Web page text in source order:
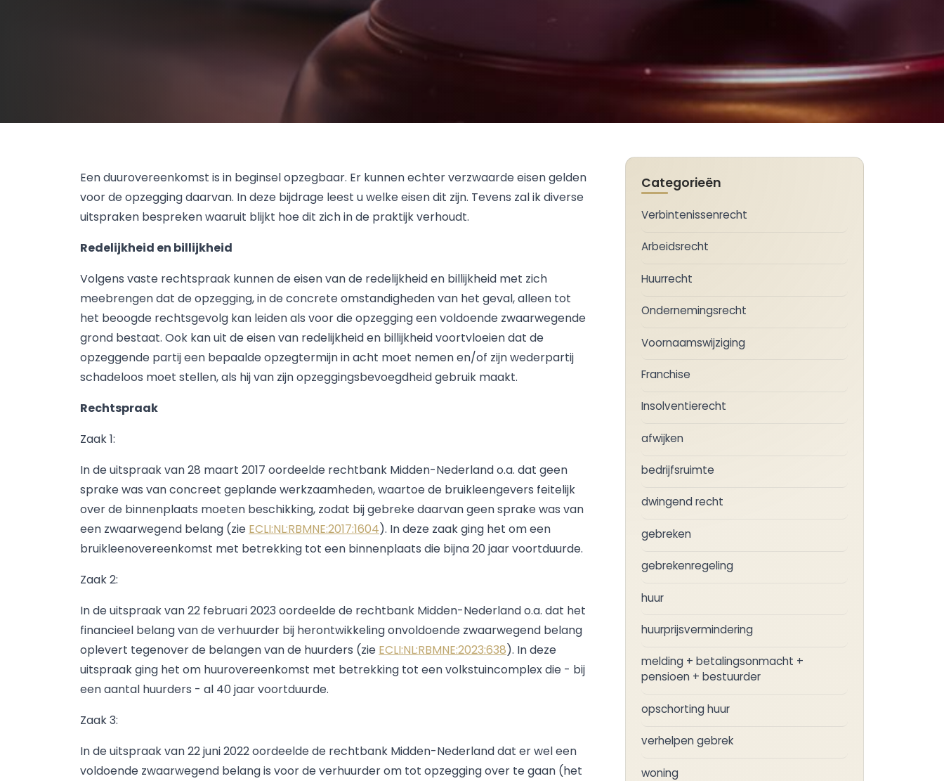
Een duurovereenkomst is in beginsel opzegbaar. Er kunnen echter verzwaarde eisen gelden
voor de opzegging daarvan. In deze bijdrage leest u welke eisen dit zijn. Tevens zal ik diverse
uitspraken bespreken waaruit blijkt hoe dit zich in de praktijk verhoudt.
Redelijkheid en billijkheid
Volgens vaste rechtspraak kunnen de eisen van de redelijkheid en billijkheid met zich
meebrengen dat de opzegging, in de concrete omstandigheden van het geval, alleen tot
het beoogde rechtsgevolg kan leiden als voor die opzegging een voldoende zwaarwegende
grond bestaat. Ook kan uit de eisen van redelijkheid en billijkheid voortvloeien dat de
opzeggende partij een bepaalde opzegtermijn in acht moet nemen en/of zijn wederpartij
schadeloos moet stellen, als hij van zijn opzeggingsbevoegdheid gebruik maakt.
Rechtspraak
Zaak 1:
In de uitspraak van 28 maart 2017 oordeelde rechtbank Midden-Nederland o.a. dat geen
sprake was van concreet geplande werkzaamheden, waartoe de bruikleengevers feitelijk
over de binnenplaats moeten beschikking, zodat bij gebreke daarvan geen sprake was van
een zwaarwegend belang (zie ECLI:NL:RBMNE:2017:1604). In deze zaak ging het om een
bruikleenovereenkomst met betrekking tot een binnenplaats die bijna 20 jaar voortduurde.
Zaak 2:
In de uitspraak van 22 februari 2023 oordeelde de rechtbank Midden-Nederland o.a. dat het
financieel belang van de verhuurder bij herontwikkeling onvoldoende zwaarwegend belang
oplevert tegenover de belangen van de huurders (zie ECLI:NL:RBMNE:2023:638). In deze
uitspraak ging het om huurovereenkomst met betrekking tot een volkstuincomplex die - bij
een aantal huurders - al 40 jaar voortduurde.
Zaak 3:
In de uitspraak van 22 juni 2022 oordeelde de rechtbank Midden-Nederland dat er wel een
voldoende zwaarwegend belang is voor de verhuurder om tot opzegging over te gaan (het
Categorieën
Verbintenissenrecht
Arbeidsrecht
Huurrecht
Ondernemingsrecht
Voornaamswijziging
Franchise
Insolventierecht
afwijken
bedrijfsruimte
dwingend recht
gebreken
gebrekenregeling
huur
huurprijsvermindering
melding + betalingsonmacht +
pensioen + bestuurder
opschorting huur
verhelpen gebrek
woning